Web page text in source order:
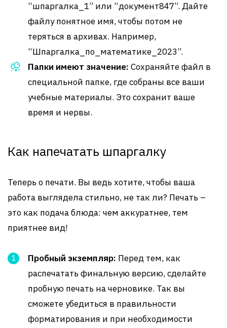
“шпаргалка_1” или “документ847”. Дайте
файлу понятное имя, чтобы потом не
теряться в архивах. Например,
“Шпаргалка_по_математике_2023”.
Папки имеют значение: Сохраняйте файл в
специальной папке, где собраны все ваши
учебные материалы. Это сохранит ваше
время и нервы.
Как напечатать шпаргалку
Теперь о печати. Вы ведь хотите, чтобы ваша
работа выглядела стильно, не так ли? Печать –
это как подача блюда: чем аккуратнее, тем
приятнее вид!
Пробный экземпляр: Перед тем, как
распечатать финальную версию, сделайте
пробную печать на черновике. Так вы
сможете убедиться в правильности
форматирования и при необходимости